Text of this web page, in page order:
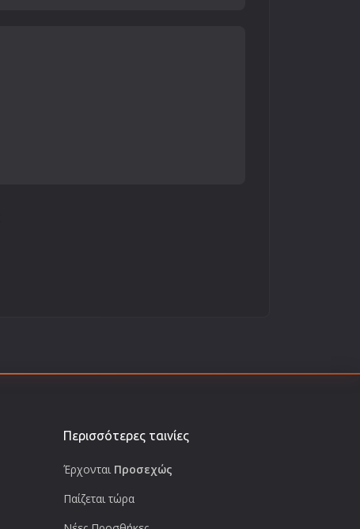
Περισσότερες ταινίες
Έρχονται Προσεχώς
Παίζεται τώρα